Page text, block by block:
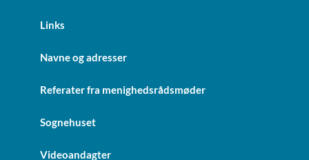
Links
Navne og adresser
Referater fra menighedsrådsmøder
Sognehuset
Videoandagter